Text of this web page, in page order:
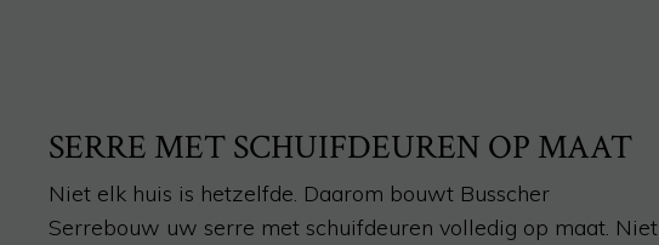
SERRE MET SCHUIFDEUREN OP MAAT
Niet elk huis is hetzelfde. Daarom bouwt Busscher
Serrebouw uw serre met schuifdeuren volledig op maat. Niet